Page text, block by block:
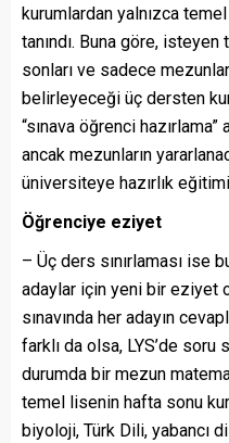
kurumlardan yalnızca
tanındı. Buna göre,
sonları ve sadece
belirleyeceği üç dersten
“sınava öğrenci
ancak mezunların
üniversiteye hazırlık
Öğrenciye eziyet
– Üç ders sınırlaması ise
adaylar için yeni bir eziyet
sınavında her adayın
farklı da olsa, LYS’de soru
durumda bir mezun
temel lisenin hafta sonu
biyoloji, Türk Dili, yabancı